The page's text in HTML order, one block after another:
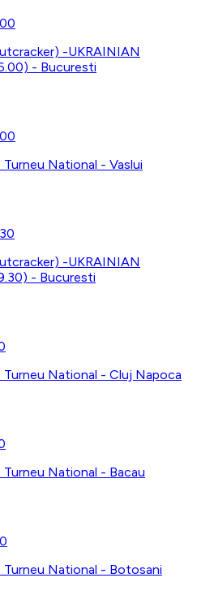
-UKRAINIAN
- Bucuresti
National - Vaslui
-UKRAINIAN
- Bucuresti
Turneu National - Cluj Napoca
National - Bacau
Turneu National - Botosani